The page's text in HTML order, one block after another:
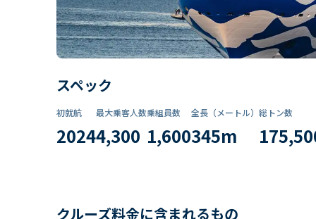
スペック
初就航
2024
最大乗客人数
4,300
乗組員数​
1,600
全長（メートル）
345m
総トン数​
クルーズ料金に含まれるもの